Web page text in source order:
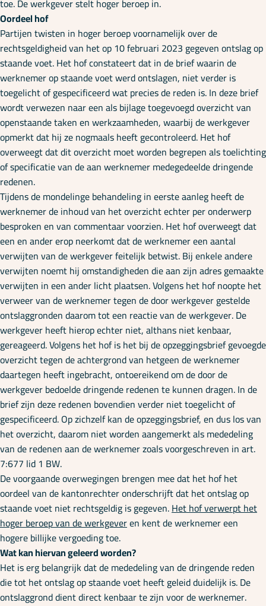
toe. De werkgever stelt hoger beroep in.
Oordeel hof
Partijen twisten in hoger beroep voornamelijk over de
rechtsgeldigheid van het op 10 februari 2023 gegeven ontslag op
staande voet. Het hof constateert dat in de brief waarin de
werknemer op staande voet werd ontslagen, niet verder is
toegelicht of gespecificeerd wat precies de reden is. In deze brief
wordt verwezen naar een als bijlage toegevoegd overzicht van
openstaande taken en werkzaamheden, waarbij de werkgever
opmerkt dat hij ze nogmaals heeft gecontroleerd. Het hof
overweegt dat dit overzicht moet worden begrepen als toelichting
of specificatie van de aan werknemer medegedeelde dringende
redenen.
Tijdens de mondelinge behandeling in eerste aanleg heeft de
werknemer de inhoud van het overzicht echter per onderwerp
besproken en van commentaar voorzien. Het hof overweegt dat
een en ander erop neerkomt dat de werknemer een aantal
verwijten van de werkgever feitelijk betwist. Bij enkele andere
verwijten noemt hij omstandigheden die aan zijn adres gemaakte
verwijten in een ander licht plaatsen. Volgens het hof noopte het
verweer van de werknemer tegen de door werkgever gestelde
ontslaggronden daarom tot een reactie van de werkgever. De
werkgever heeft hierop echter niet, althans niet kenbaar,
gereageerd. Volgens het hof is het bij de opzeggingsbrief gevoegde
overzicht tegen de achtergrond van hetgeen de werknemer
daartegen heeft ingebracht, ontoereikend om de door de
werkgever bedoelde dringende redenen te kunnen dragen. In de
brief zijn deze redenen bovendien verder niet toegelicht of
gespecificeerd. Op zichzelf kan de opzeggingsbrief, en dus los van
het overzicht, daarom niet worden aangemerkt als mededeling
van de redenen aan de werknemer zoals voorgeschreven in art.
7:677 lid 1 BW.
De voorgaande overwegingen brengen mee dat het hof het
oordeel van de kantonrechter onderschrijft dat het ontslag op
staande voet niet rechtsgeldig is gegeven.Het hof verwerpt het
hoger beroep van de werkgeveren kent de werknemer een
hogere billijke vergoeding toe.
Wat kan hiervan geleerd worden?
Het is erg belangrijk dat de mededeling van de dringende reden
die tot het ontslag op staande voet heeft geleid duidelijk is. De
ontslaggrond dient direct kenbaar te zijn voor de werknemer.